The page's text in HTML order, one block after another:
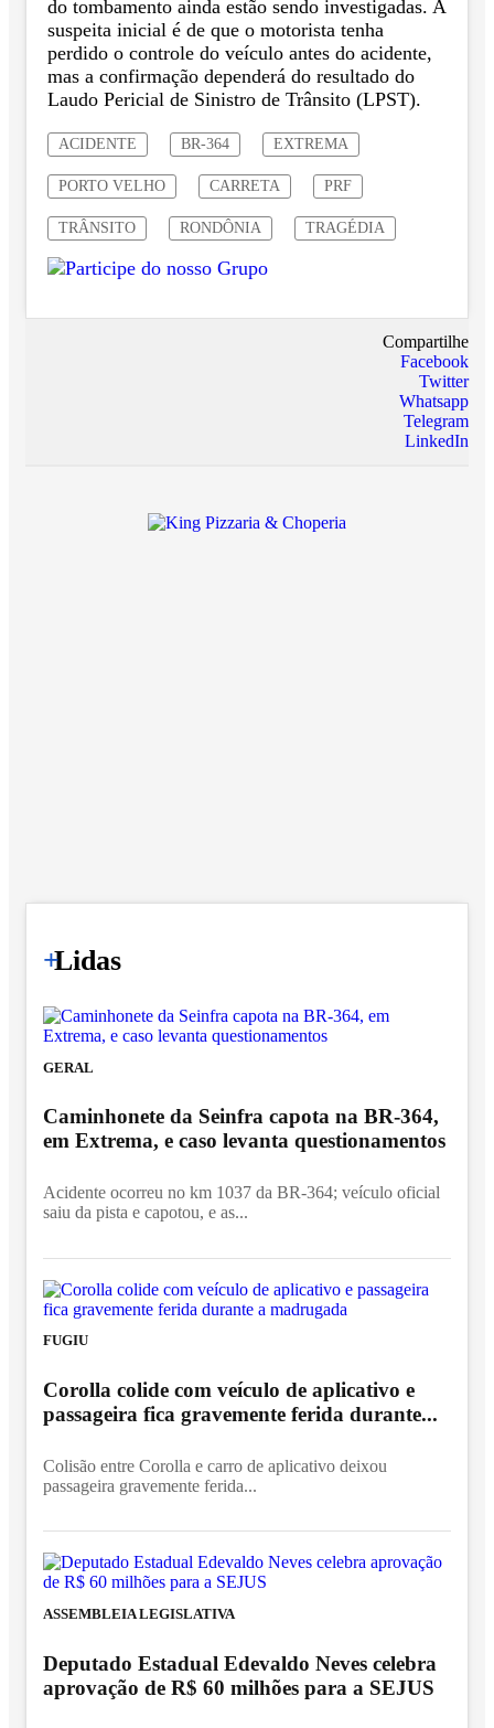
do tombamento ainda estão sendo investigadas. A
suspeita inicial é de que o motorista tenha
perdido o controle do veículo antes do acidente,
mas a confirmação dependerá do resultado do
Laudo Pericial de Sinistro de Trânsito (LPST).
ACIDENTE BR-364 EXTREMA
PORTO VELHO CARRETA PRF
TRÂNSITO RONDÔNIA TRAGÉDIA
Compartilhe
Facebook
Twitter
Whatsapp
Telegram
LinkedIn
+
Lidas
GERAL
Caminhonete da Seinfra capota na BR-364,
em Extrema, e caso levanta questionamentos
Acidente ocorreu no km 1037 da BR-364; veículo oficial
saiu da pista e capotou, e as...
FUGIU
Corolla colide com veículo de aplicativo e
passageira fica gravemente ferida durante...
Colisão entre Corolla e carro de aplicativo deixou
passageira gravemente ferida...
ASSEMBLEIA LEGISLATIVA
Deputado Estadual Edevaldo Neves celebra
aprovação de R$ 60 milhões para a SEJUS